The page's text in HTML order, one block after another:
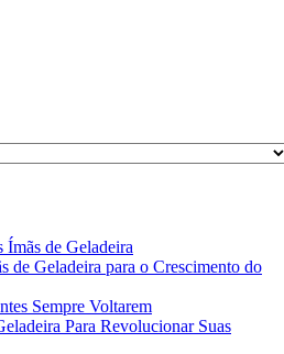
Ímãs de Geladeira
de Geladeira para o Crescimento do
Sempre Voltarem
Para Revolucionar Suas